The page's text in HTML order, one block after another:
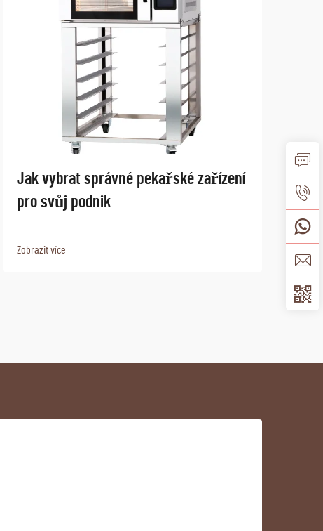
Jak vybrat správné pekařské zařízení
pro svůj podnik
Zobrazit více